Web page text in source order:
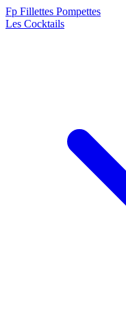
Fp Fillettes Pompettes
Les Cocktails